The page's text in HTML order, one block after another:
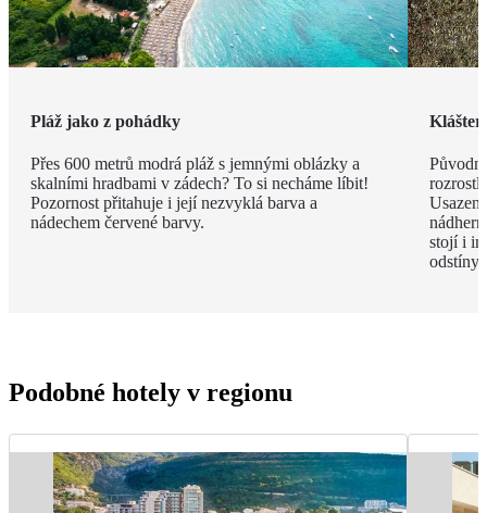
Pláž jako z pohádky
Přes 600 metrů modrá pláž s jemnými oblázky a
skalními hradbami v zádech? To si necháme líbit!
Pozornost přitahuje i její nezvyklá barva a
nádechem červené barvy.
Klášter
rozrostl
stojí i
odstíny
Podobné hotely v regionu